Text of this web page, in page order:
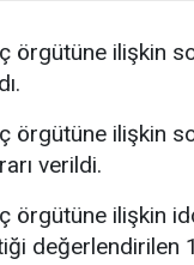
örgütüne ilişkin
örgütüne ilişkin
verildi.
örgütüne ilişkin
değerlendirilen